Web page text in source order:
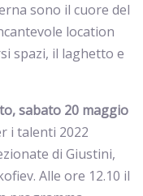
sono il cuore del
location
spazi, il laghetto e
sabato 20 maggio
i talenti 2022
di Giustini,
Alle ore 12.10 il